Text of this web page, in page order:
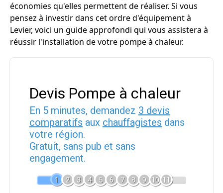
économies qu'elles permettent de réaliser. Si vous
pensez à investir dans cet ordre d'équipement à
Levier, voici un guide approfondi qui vous assistera à
réussir l'installation de votre pompe à chaleur.
Devis Pompe à chaleur
En 5 minutes, demandez 3 devis
comparatifs aux chauffagistes dans
votre région.
Gratuit, sans pub et sans
engagement.
1 2 3 4 5 6 7 8 9 10 11